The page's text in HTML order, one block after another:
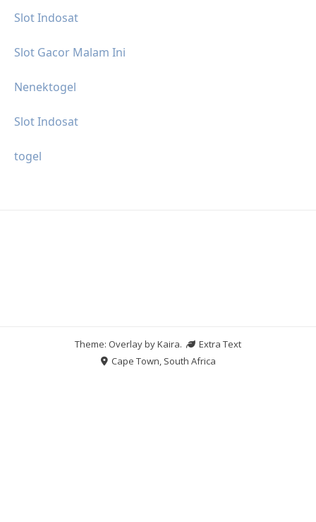
Slot Indosat
Slot Gacor Malam Ini
Nenektogel
Slot Indosat
togel
Theme: Overlay byKaira.
Extra Text
Cape Town, South Africa